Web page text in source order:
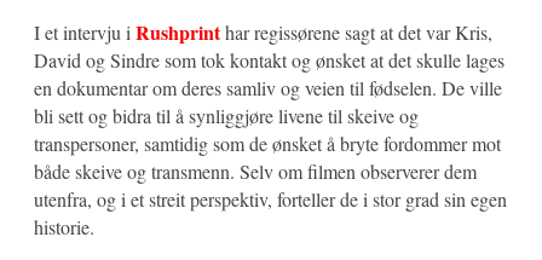
I et intervju iRushprinthar regissørene sagt at det var Kris,
David og Sindre som tok kontakt og ønsket at det skulle lages
en dokumentar om deres samliv og veien til fødselen. De ville
bli sett og bidra til å synliggjøre livene til skeive og
transpersoner, samtidig som de ønsket å bryte fordommer mot
både skeive og transmenn. Selv om filmen observerer dem
utenfra, og i et streit perspektiv, forteller de i stor grad sin egen
historie.